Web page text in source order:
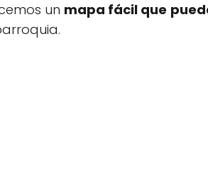
un mapa fácil que